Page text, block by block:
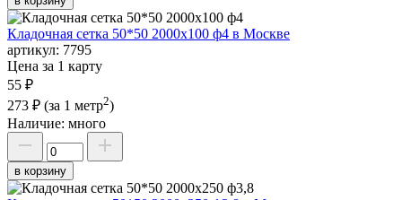
Кладочная сетка 50*50 2000х100 ф4 в Москве
артикул: 7795
Цена за 1 карту
55 ₽
273 ₽ (за 1 метр2)
Наличие: много
в корзину